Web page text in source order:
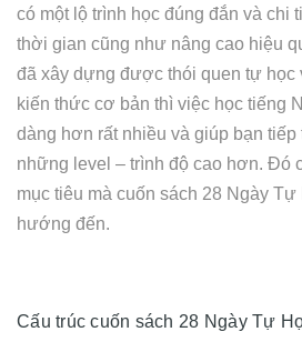
có một lộ trình học đúng đắn và chi
thời gian cũng như nâng cao hiệu
đã xây dựng được thói quen tự học
kiến thức cơ bản thì việc học tiếng
dàng hơn rất nhiều và giúp bạn tiếp
những level – trình độ cao hơn. Đó
mục tiêu mà cuốn sách 28 Ngày
hướng đến.
Cấu trúc cuốn sách 28 Ngày Tự